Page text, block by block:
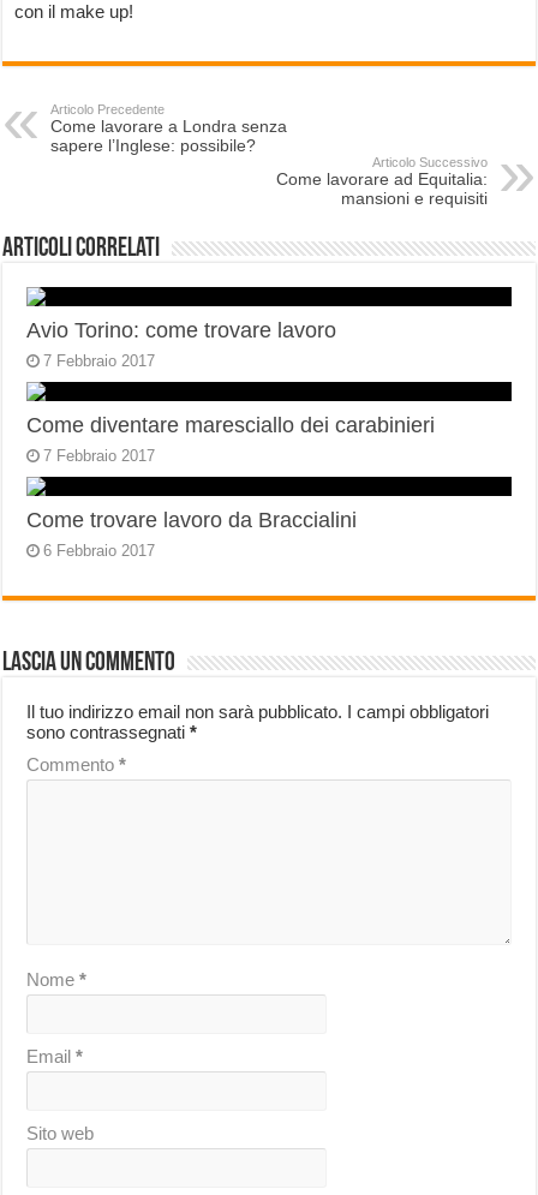
con il make up!
Articolo Precedente
Come lavorare a Londra senza
sapere l’Inglese: possibile?
Articolo Successivo
Come lavorare ad Equitalia:
mansioni e requisiti
Articoli correlati
Avio Torino: come trovare lavoro
7 Febbraio 2017
Come diventare maresciallo dei carabinieri
7 Febbraio 2017
Come trovare lavoro da Braccialini
6 Febbraio 2017
Lascia un commento
Il tuo indirizzo email non sarà pubblicato. I campi obbligatori
sono contrassegnati*
Commento*
Nome*
Email*
Sito web